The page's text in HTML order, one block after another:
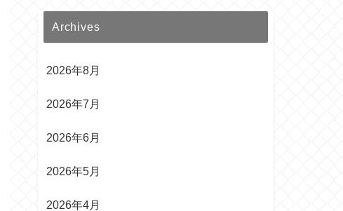
Archives
2026年8月
2026年7月
2026年6月
2026年5月
2026年4月